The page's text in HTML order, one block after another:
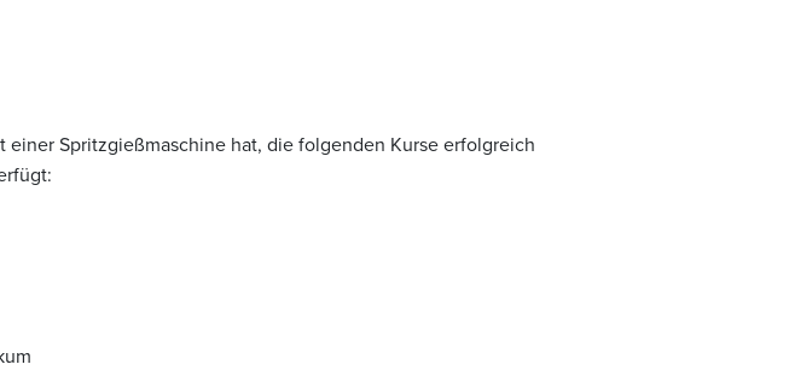
einer Spritzgießmaschine hat, die folgenden Kurse erfolgreich